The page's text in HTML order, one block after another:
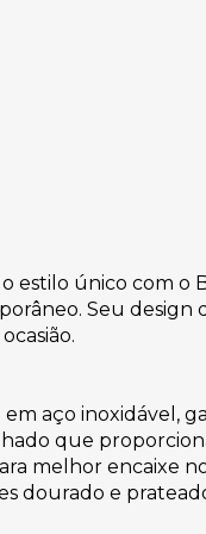
estilo único com o
Seu design
em aço inoxidável,
que
melhor encaixe
dourado e